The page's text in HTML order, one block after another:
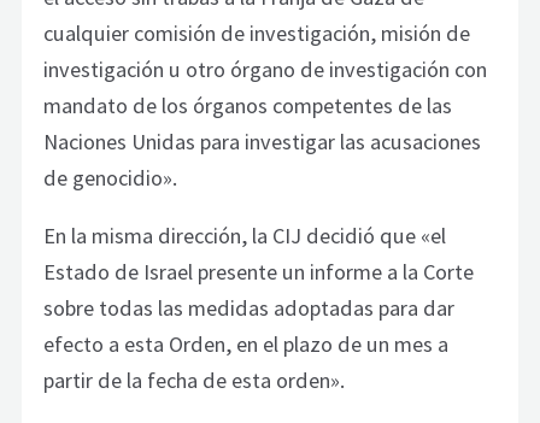
cualquier comisión de investigación, misión de
investigación u otro órgano de investigación con
mandato de los órganos competentes de las
Naciones Unidas para investigar las acusaciones
de genocidio».
En la misma dirección, la CIJ decidió que «el
Estado de Israel presente un informe a la Corte
sobre todas las medidas adoptadas para dar
efecto a esta Orden, en el plazo de un mes a
partir de la fecha de esta orden».